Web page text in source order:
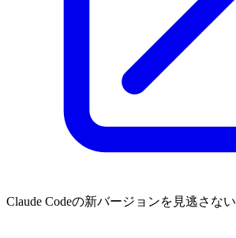
Claude Codeの新バージョンを見逃さない